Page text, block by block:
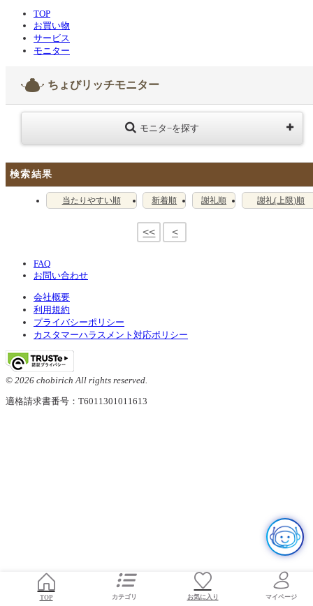
TOP
お買い物
サービス
モニター
ちょびリッチモニター
モニタ−を探す
検索結果
当たりやすい順 新着順 謝礼順 謝礼(上限)順
<< <
FAQ
お問い合わせ
会社概要
利用規約
プライバシーポリシー
カスタマーハラスメント対応ポリシー
© 2026 chobirich All rights reserved.
適格請求書番号：T6011301011613
TOP お気に入り